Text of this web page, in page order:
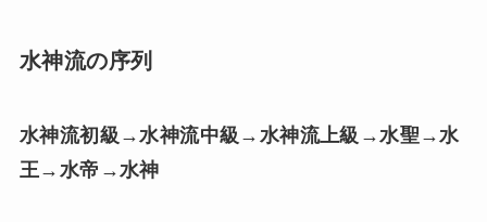
水神流の序列
水神流初級→水神流中級→ 水神流上級→水聖→水
王→ 水帝→水神